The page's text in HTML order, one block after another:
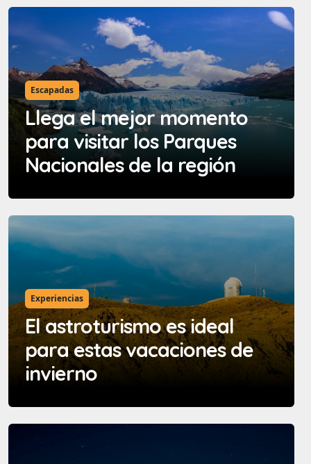
Escapadas
Llega el mejor momento
para visitar los Parques
Nacionales de la región
Experiencias
El astroturismo es ideal
para estas vacaciones de
invierno